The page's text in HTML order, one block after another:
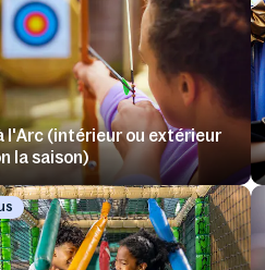
l'Arc (intérieur ou extérieur
la saison)